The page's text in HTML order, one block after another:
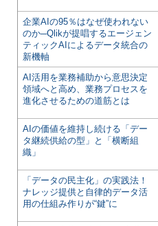
企業AIの95％はなぜ使われない
のか─Qlikが提唱するエージェン
ティックAIによるデータ統合の
新機軸
AI活用を業務補助から意思決定
領域へと高め、業務プロセスを
進化させるための道筋とは
AIの価値を維持し続ける「デー
タ継続供給の型」と「横断組
織」
「データの民主化」の実践法！
ナレッジ提供と自律的データ活
用の仕組み作りが“鍵”に